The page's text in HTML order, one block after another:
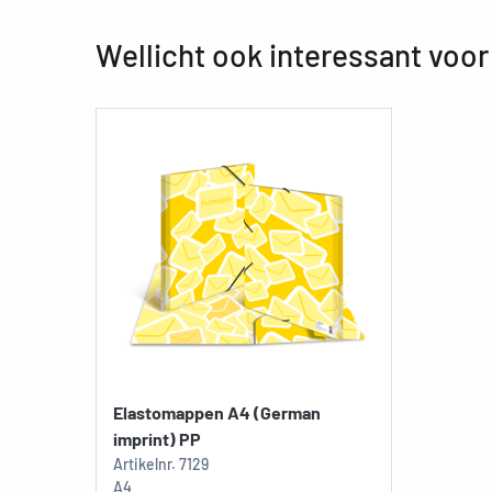
Wellicht ook interessant
Elastomappen A4 (German
imprint) PP
Artikelnr. 7129
A4